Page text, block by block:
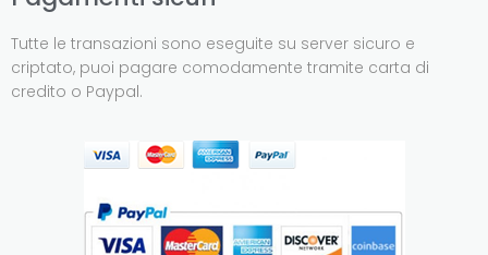
Tutte le transazioni sono eseguite su server sicuro e
criptato, puoi pagare comodamente tramite carta di
credito o Paypal.